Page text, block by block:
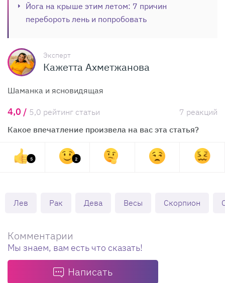
Йога на крыше этим летом: 7 причин
перебороть лень и попробовать
Эксперт
Кажетта Ахметжанова
Шаманка и ясновидящая
4,0 / 5,0 рейтинг статьи
7 реакций
Какое впечатление произвела на вас эта статья?
5 2
Лев Рак Дева Весы Скорпион
Комментарии
Мы знаем, вам есть что сказать!
Написать